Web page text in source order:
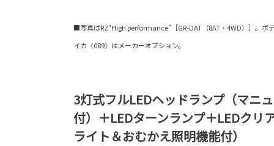
■写真はRZ“High performance”［GR-DAT（8AT・4WD）］。ボ
イカ〈089〉はメーカーオプション。
3灯式フルLEDヘッドランプ（マニ
付）＋LEDターンランプ＋LEDクリ
ライト＆おむかえ照明機能付）